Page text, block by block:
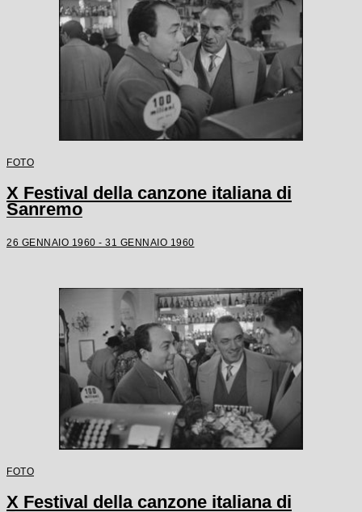
FOTO
X Festival della canzone italiana di
Sanremo
26 GENNAIO 1960 - 31 GENNAIO 1960
FOTO
X Festival della canzone italiana di